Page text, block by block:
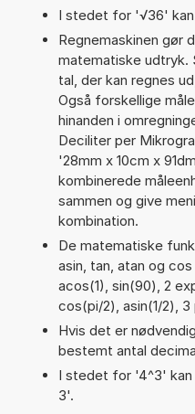
I stedet for '√36'
Regnemaskinen gør
matematiske udtryk.
tal, der kan regnes
Også forskellige
hinanden i
Deciliter per
'28mm x 10cm x
kombinerede
sammen og give
kombination.
De matematiske
asin, tan, atan og
acos(1), sin(90), 2
cos(pi/2), asin(1/2),
Hvis det er
bestemt antal
I stedet for '4^3'
3'.